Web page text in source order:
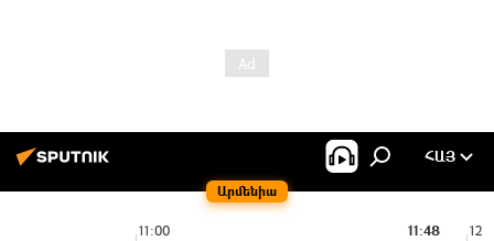
Արմենիա
ՀԱՅ
11:00 11:48